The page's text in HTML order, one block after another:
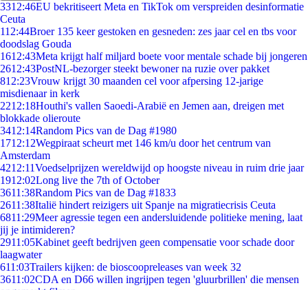
3312:46EU bekritiseert Meta en TikTok om verspreiden desinformatie
Ceuta
112:44Broer 135 keer gestoken en gesneden: zes jaar cel en tbs voor
doodslag Gouda
1612:43Meta krijgt half miljard boete voor mentale schade bij jongeren
2612:43PostNL-bezorger steekt bewoner na ruzie over pakket
812:23Vrouw krijgt 30 maanden cel voor afpersing 12-jarige
misdienaar in kerk
2212:18Houthi's vallen Saoedi-Arabië en Jemen aan, dreigen met
blokkade olieroute
3412:14Random Pics van de Dag #1980
1712:12Wegpiraat scheurt met 146 km/u door het centrum van
Amsterdam
4212:11Voedselprijzen wereldwijd op hoogste niveau in ruim drie jaar
1912:02Long live the 7th of October
3611:38Random Pics van de Dag #1833
2611:38Italië hindert reizigers uit Spanje na migratiecrisis Ceuta
6811:29Meer agressie tegen een andersluidende politieke mening, laat
jij je intimideren?
2911:05Kabinet geeft bedrijven geen compensatie voor schade door
laagwater
611:03Trailers kijken: de bioscoopreleases van week 32
3611:02CDA en D66 willen ingrijpen tegen 'gluurbrillen' die mensen